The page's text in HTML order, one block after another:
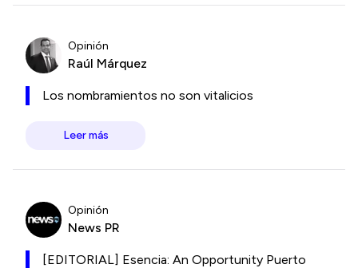
Opinión
Raúl Márquez
Los nombramientos no son vitalicios
Leer más
Opinión
News PR
[EDITORIAL] Esencia: An Opportunity Puerto